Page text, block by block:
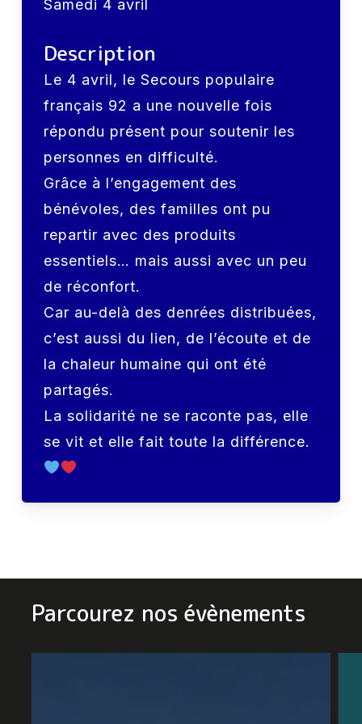
Samedi 4 avril
Description
Le 4 avril, le Secours populaire
français 92 a une nouvelle fois
répondu présent pour soutenir les
personnes en difficulté.
Grâce à l’engagement des
bénévoles, des familles ont pu
repartir avec des produits
essentiels… mais aussi avec un peu
de réconfort.
Car au-delà des denrées distribuées,
c’est aussi du lien, de l’écoute et de
la chaleur humaine qui ont été
partagés.
La solidarité ne se raconte pas, elle
se vit et elle fait toute la différence.
Parcourez nos évènements